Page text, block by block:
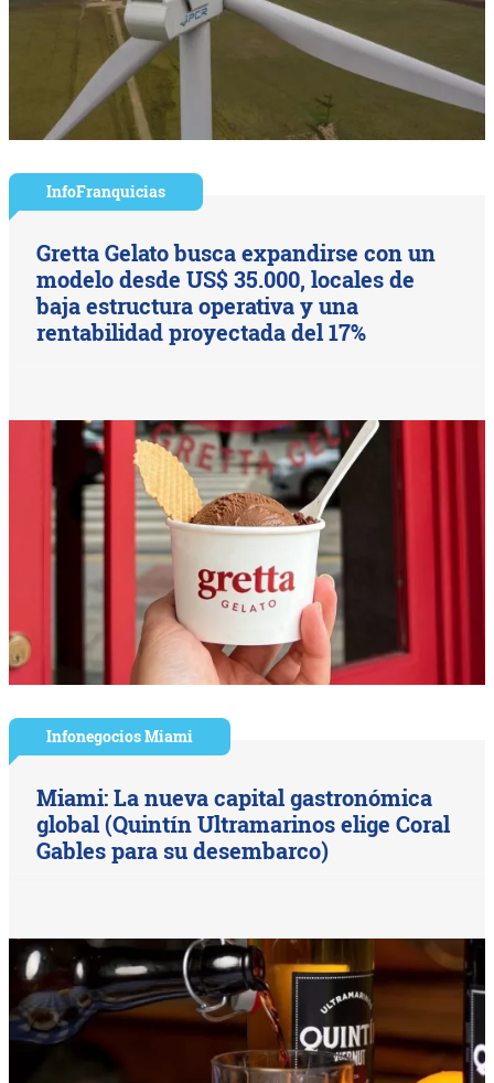
InfoFranquicias
Gretta Gelato busca expandirse con un
modelo desde US$ 35.000, locales de
baja estructura operativa y una
rentabilidad proyectada del 17%
Infonegocios Miami
Miami: La nueva capital gastronómica
global (Quintín Ultramarinos elige Coral
Gables para su desembarco)